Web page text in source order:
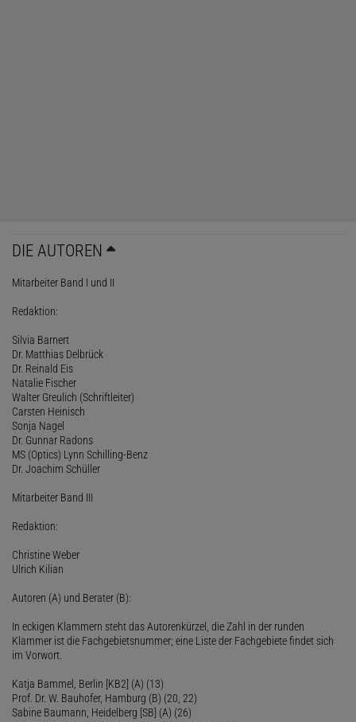
DIE AUTOREN
Mitarbeiter Band I und II
Redaktion:
Silvia Barnert
Dr. Matthias Delbrück
Dr. Reinald Eis
Natalie Fischer
Walter Greulich (Schriftleiter)
Carsten Heinisch
Sonja Nagel
Dr. Gunnar Radons
MS (Optics) Lynn Schilling-Benz
Dr. Joachim Schüller
Mitarbeiter Band III
Redaktion:
Christine Weber
Ulrich Kilian
Autoren (A) und Berater (B):
In eckigen Klammern steht das Autorenkürzel, die Zahl in der runden
Klammer ist die Fachgebietsnummer; eine Liste der Fachgebiete findet sich
im Vorwort.
Katja Bammel, Berlin [KB2] (A) (13)
Prof. Dr. W. Bauhofer, Hamburg (B) (20, 22)
Sabine Baumann, Heidelberg [SB] (A) (26)